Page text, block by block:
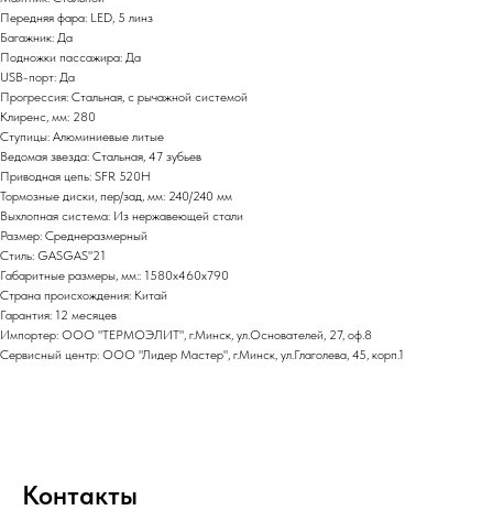
Передняя фара: LED, 5 линз
Багажник: Да
Подножки пассажира: Да
USB-порт: Да
Прогрессия: Стальная, с рычажной системой
Клиренс, мм: 280
Ступицы: Алюминиевые литые
Ведомая звезда: Стальная, 47 зубьев
Приводная цепь: SFR 520H
Тормозные диски, пер/зад, мм: 240/240 мм
Выхлопная система: Из нержавеющей стали
Размер: Среднеразмерный
Стиль: GASGAS"21
Габаритные размеры, мм:: 1580х460х790
Страна происхождения: Китай
Гарантия: 12 месяцев
Импортер: ООО "ТЕРМОЭЛИТ", г.Минск, ул.Основателей, 27, оф.8
Сервисный центр: ООО "Лидер Мастер", г.Минск, ул.Глаголева, 45, корп.1
Контакты